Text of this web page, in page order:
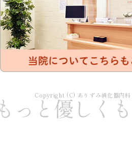
Copyright (C) ありずみ消化器内
っと優しく